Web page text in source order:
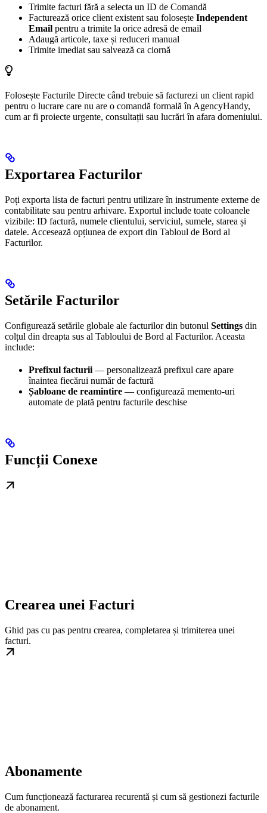
Trimite facturi fără a selecta un ID de Comandă
Facturează orice client existent sau folosește Independent
Email pentru a trimite la orice adresă de email
Adaugă articole, taxe și reduceri manual
Trimite imediat sau salvează ca ciornă
Folosește Facturile Directe când trebuie să facturezi un client rapid
pentru o lucrare care nu are o comandă formală în AgencyHandy,
cum ar fi proiecte urgente, consultații sau lucrări în afara domeniului.
Exportarea Facturilor
Poți exporta lista de facturi pentru utilizare în instrumente externe de
contabilitate sau pentru arhivare. Exportul include toate coloanele
vizibile: ID factură, numele clientului, serviciul, sumele, starea și
datele. Accesează opțiunea de export din Tabloul de Bord al
Facturilor.
Setările Facturilor
Configurează setările globale ale facturilor din butonul Settings din
colțul din dreapta sus al Tabloului de Bord al Facturilor. Aceasta
include:
Prefixul facturii — personalizează prefixul care apare
înaintea fiecărui număr de factură
Șabloane de reamintire — configurează memento-uri
automate de plată pentru facturile deschise
Funcții Conexe
Crearea unei Facturi
Ghid pas cu pas pentru crearea, completarea și trimiterea unei
facturi.
Abonamente
Cum funcționează facturarea recurentă și cum să gestionezi facturile
de abonament.